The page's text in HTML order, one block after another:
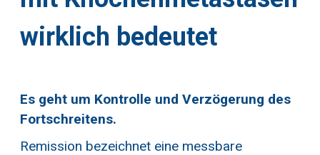
wirklich bedeutet
Es geht um Kontrolle und Verzögerung des
Fortschreitens.
Remission bezeichnet eine messbare